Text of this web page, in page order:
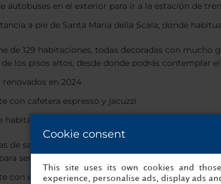
autobuses en el exterior para ir a la estación de
a pie de Santa Maria della Scala, donde
de 129 habitaciones, todas decoradas con
los pisos altos, desde donde podrás contemplar
renovados en 2024
con cafetera espresso y jacuzzi
habitaciones
de salas de reuniones, y si llegas en coche, te
sentarse tranquilamente, o si lo prefieres
con especialidades de la Toscana
Cookie consent
This site uses its own cookies and
experience, personalise ads, display ads